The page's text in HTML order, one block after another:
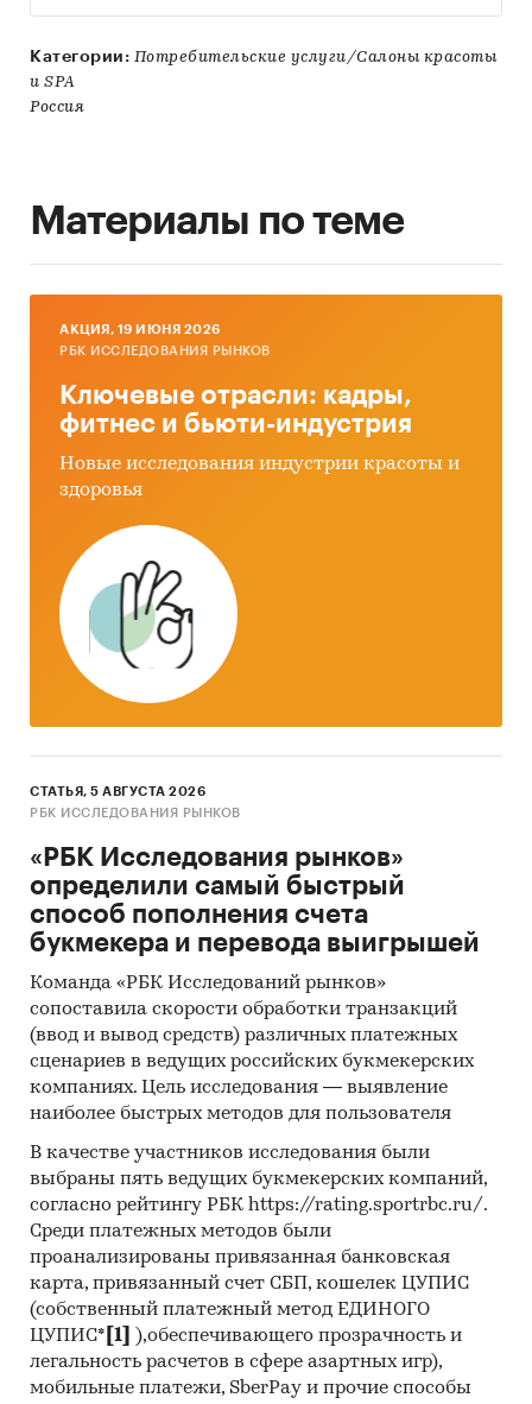
Категории: Потребительские услуги/Салоны красоты
и SPA
Россия
Материалы по теме
AКЦИЯ, 19 ИЮНЯ 2026
РБК ИССЛЕДОВАНИЯ РЫНКОВ
Ключевые отрасли: кадры,
фитнес и бьюти-индустрия
Новые исследования индустрии красоты и
здоровья
СТАТЬЯ, 5 АВГУСТА 2026
РБК ИССЛЕДОВАНИЯ РЫНКОВ
«РБК Исследования рынков»
определили самый быстрый
способ пополнения счета
букмекера и перевода выигрышей
Команда «РБК Исследований рынков»
сопоставила скорости обработки транзакций
(ввод и вывод средств) различных платежных
сценариев в ведущих российских букмекерских
компаниях. Цель исследования — выявление
наиболее быстрых методов для пользователя
В качестве участников исследования были
выбраны пять ведущих букмекерских компаний,
согласно рейтингу РБК https://rating.sportrbc.ru/.
Среди платежных методов были
проанализированы привязанная банковская
карта, привязанный счет СБП, кошелек ЦУПИС
(собственный платежный метод ЕДИНОГО
ЦУПИС* [1]
),обеспечивающего прозрачность и
легальность расчетов в сфере азартных игр),
мобильные платежи, SberPay и прочие способы